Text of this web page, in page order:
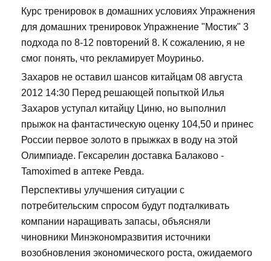
Курс тренировок в домашних условиях Упражнения
для домашних тренировок Упражнение "Мостик" 3
подхода по 8-12 повторений 8. К сожалению, я не
смог понять, что рекламирует Моуриньо.
Захаров не оставил шансов китайцам 08 августа
2012 14:30 Перед решающей попыткой Илья
Захаров уступал китайцу Циню, но выполнил
прыжок на фантастическую оценку 104,50 и принес
России первое золото в прыжках в воду на этой
Олимпиаде. Гексарелин доставка Балаково -
Tamoximed в аптеке Ревда.
Перспективы улучшения ситуации с
потребительским спросом будут подталкивать
компании наращивать запасы, объясняли
чиновники Минэкономразвития источники
возобновления экономического роста, ожидаемого